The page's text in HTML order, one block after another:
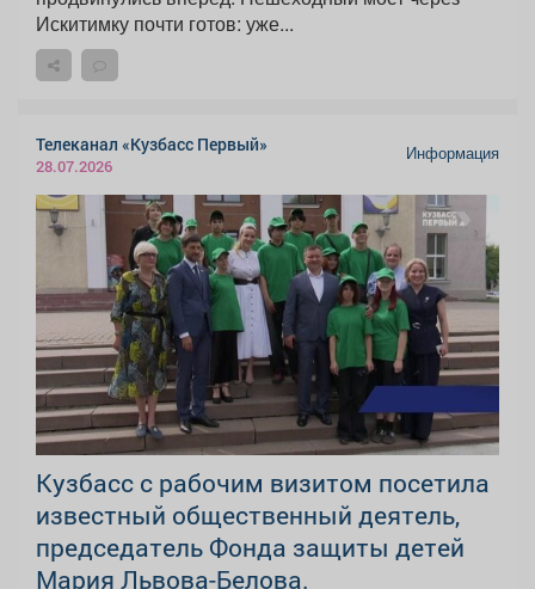
Искитимку почти готов: уже...
Телеканал «Кузбасс Первый»
28.07.2026
Информация
Кузбасс с рабочим визитом посетила
известный общественный деятель,
председатель Фонда защиты детей
Мария Львова-Белова.